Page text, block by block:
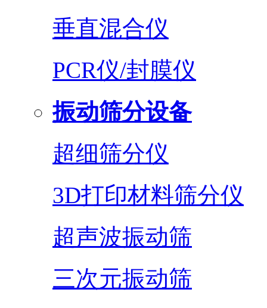
垂直混合仪
PCR仪/封膜仪
振动筛分设备
超细筛分仪
3D打印材料筛分仪
超声波振动筛
三次元振动筛